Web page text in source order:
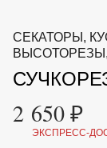
МАЛАЯ
ГРЫЗУНОВ
САДОВАЯ
СЕМЕНА
ТОВАРЫ
+7 (495)
87
СЕКАТОРЫ,
2 650 ₽
ЭКСПРЕСС-